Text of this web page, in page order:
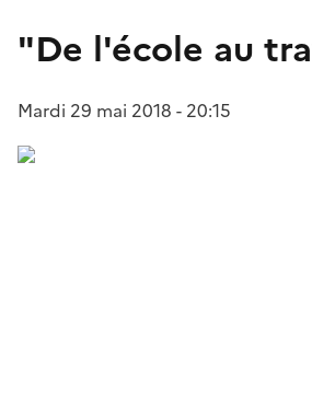
"De l'école au
Mardi 29 mai 2018 - 20:15